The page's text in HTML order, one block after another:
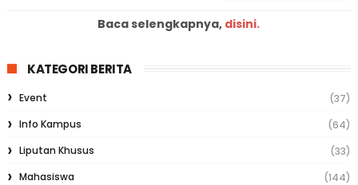
Baca selengkapnya, disini.
KATEGORI BERITA
Event
(37)
Info Kampus
(64)
Liputan Khusus
(33)
Mahasiswa
(144)